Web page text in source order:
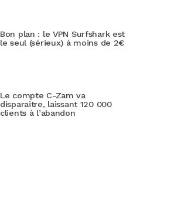
Bon plan : le VPN Surfshark est
le seul (sérieux) à moins de 2€
Le compte C-Zam va
disparaitre, laissant 120 000
clients à l’abandon